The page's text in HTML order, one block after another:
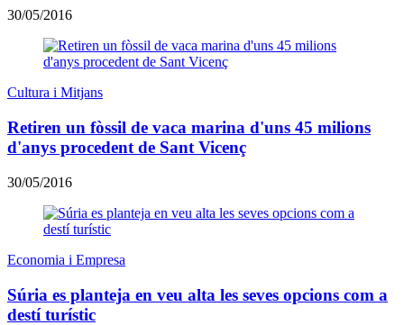
30/05/2016
Cultura i Mitjans
Retiren un fòssil de vaca marina d'uns 45 milions
d'anys procedent de Sant Vicenç
30/05/2016
Economia i Empresa
Súria es planteja en veu alta les seves opcions com a
destí turístic